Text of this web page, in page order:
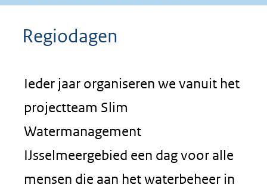
Regiodagen
Ieder jaar organiseren we vanuit het
projectteam Slim
Watermanagement
IJsselmeergebied een dag voor alle
mensen die aan het waterbeheer in